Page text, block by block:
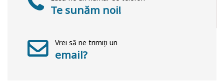
Te sunăm noi!
Vrei să ne trimiți un
email?